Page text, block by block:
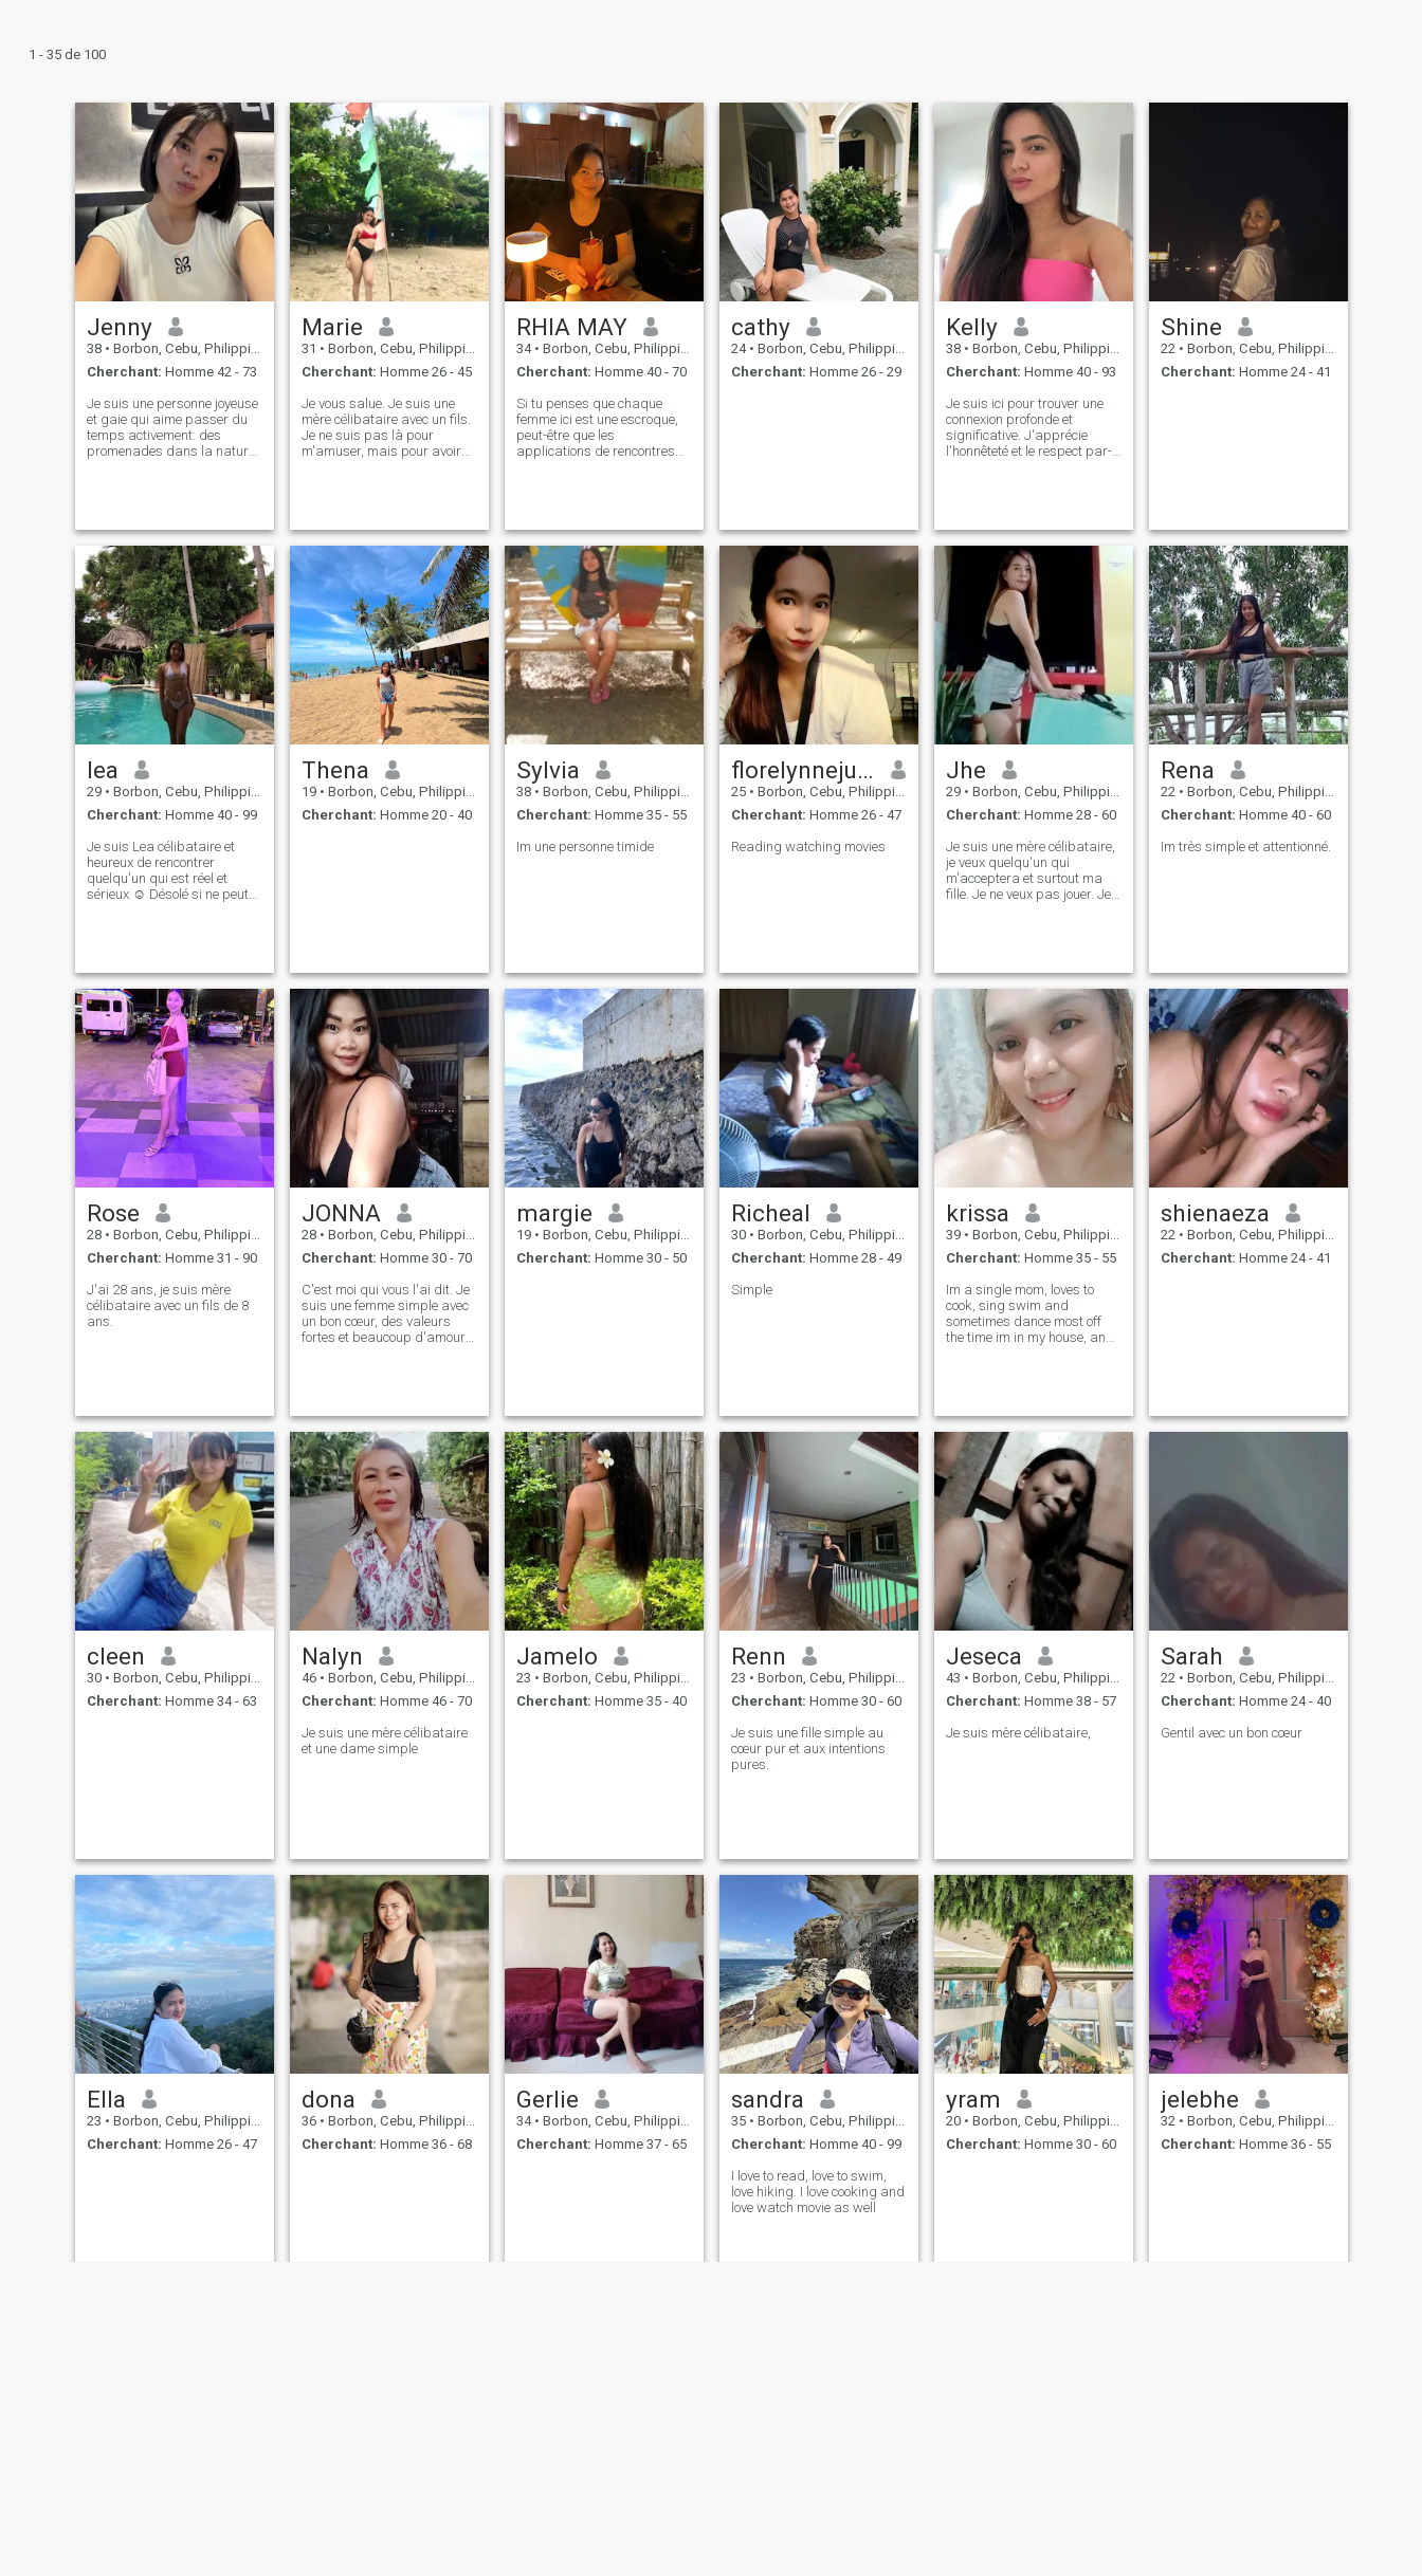
1 - 35 de 100
Jenny
38 • Borbon, Cebu, Philippines
Cherchant: Homme 42 - 73
Je suis une personne joyeuse
et gaie qui aime passer du
temps activement: des
promenades dans la nature
de nouvelles façons
d'exprimer ma création.
J'apprécie la communication
profonde et la franchise, et je
cherche un partenaire avec
qui partager toutes les joies
et les épreuves de la vie.
Marie
31 • Borbon, Cebu, Philippines
Cherchant: Homme 26 - 45
Je vous salue. Je suis une
mère célibataire avec un fils.
Je ne suis pas là pour
m'amuser, mais pour avoir
tricherie, sans mensonge. Je
ne veux pas être une option,
parce qu'être une option est
tellement blessant. Je veux
être une priorité parce que je
mérite d'être aimée.
RHIA MAY
34 • Borbon, Cebu, Philippines
Cherchant: Homme 40 - 70
Si tu penses que chaque
femme ici est une escroque,
peut-être que les
applications de rencontres
ne verrez pas. C'est à vous
de choisir. Je suis une
Philippine simple et
attentionnée qui apprécie
l'honnêteté, l'amour et la
famille. J'aime passer du
temps avec mes proches,
regarder des films et avoir
des conversations profondes.
J'espère rencontrer
quelqu'un de sincère et de
gentil qui est prêt pour
quelque chose de réel.
cathy
24 • Borbon, Cebu, Philippines
Cherchant: Homme 26 - 29
Kelly
38 • Borbon, Cebu, Philippines
Cherchant: Homme 40 - 93
Je suis ici pour trouver une
connexion profonde et
significative. J'apprécie
l'honnêteté et le respect par-
sens. Je crois en la loyauté, le
soin et l'attention à mon
homme, et en retour, j'espère
trouver quelqu'un qui peut
diriger avec force et
gentillesse
Shine
22 • Borbon, Cebu, Philippines
Cherchant: Homme 24 - 41
lea
29 • Borbon, Cebu, Philippines
Cherchant: Homme 40 - 99
Je suis Lea célibataire et
heureux de rencontrer
quelqu'un qui est réel et
sérieux ☺️ Désolé si ne peut
Thena
19 • Borbon, Cebu, Philippines
Cherchant: Homme 20 - 40
Sylvia
38 • Borbon, Cebu, Philippines
Cherchant: Homme 35 - 55
Im une personne timide
florelynnejustine
25 • Borbon, Cebu, Philippines
Cherchant: Homme 26 - 47
Reading watching movies
Jhe
29 • Borbon, Cebu, Philippines
Cherchant: Homme 28 - 60
Je suis une mère célibataire,
je veux quelqu'un qui
m'acceptera et surtout ma
fille. Je ne veux pas jouer. Je
💓
Rena
22 • Borbon, Cebu, Philippines
Cherchant: Homme 40 - 60
Im très simple et attentionné.
Rose
28 • Borbon, Cebu, Philippines
Cherchant: Homme 31 - 90
J'ai 28 ans, je suis mère
célibataire avec un fils de 8
ans.
JONNA
28 • Borbon, Cebu, Philippines
Cherchant: Homme 30 - 70
C'est moi qui vous l'ai dit. Je
suis une femme simple avec
un bon cœur, des valeurs
fortes et beaucoup d'amour
chose de sérieux, stable et
vrai. Il m'a envoyé un
message pour mieux me
connaître.
margie
19 • Borbon, Cebu, Philippines
Cherchant: Homme 30 - 50
Richeal
30 • Borbon, Cebu, Philippines
Cherchant: Homme 28 - 49
Simple
krissa
39 • Borbon, Cebu, Philippines
Cherchant: Homme 35 - 55
Im a single mom, loves to
cook, sing swim and
sometimes dance most off
the time im in my house, and i
shienaeza
22 • Borbon, Cebu, Philippines
Cherchant: Homme 24 - 41
cleen
30 • Borbon, Cebu, Philippines
Cherchant: Homme 34 - 63
Nalyn
46 • Borbon, Cebu, Philippines
Cherchant: Homme 46 - 70
Je suis une mère célibataire
et une dame simple
Jamelo
23 • Borbon, Cebu, Philippines
Cherchant: Homme 35 - 40
Renn
23 • Borbon, Cebu, Philippines
Cherchant: Homme 30 - 60
Je suis une fille simple au
cœur pur et aux intentions
pures.
Jeseca
43 • Borbon, Cebu, Philippines
Cherchant: Homme 38 - 57
Je suis mère célibataire,
Sarah
22 • Borbon, Cebu, Philippines
Cherchant: Homme 24 - 40
Gentil avec un bon cœur
Ella
23 • Borbon, Cebu, Philippines
Cherchant: Homme 26 - 47
dona
36 • Borbon, Cebu, Philippines
Cherchant: Homme 36 - 68
Gerlie
34 • Borbon, Cebu, Philippines
Cherchant: Homme 37 - 65
sandra
35 • Borbon, Cebu, Philippines
Cherchant: Homme 40 - 99
I love to read, love to swim,
love hiking. I love cooking and
love watch movie as well
yram
20 • Borbon, Cebu, Philippines
Cherchant: Homme 30 - 60
jelebhe
32 • Borbon, Cebu, Philippines
Cherchant: Homme 36 - 55